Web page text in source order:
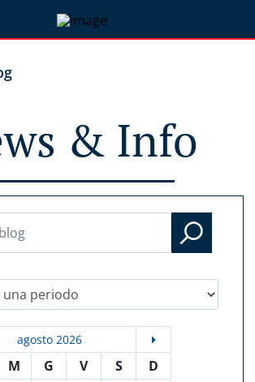
& Info
periodo
agosto 2026
M G V S
D